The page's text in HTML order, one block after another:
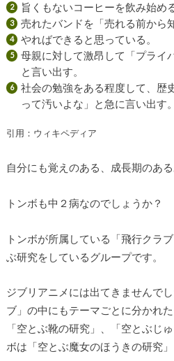
旨くもないコーヒーを飲み始め
売れたバンドを「売れる前から
やればできると思っている。
母親に対して激昂して「プライ
と言い出す。
社会の勉強をある程度して、歴
って汚いよな」と急に言い出す。
引用：ウィキペディア
自分にも覚えのある、成長期のある
トンボも中２病なのでしょうか？
トンボが所属している「飛行クラ
ぶ研究をしているグループです。
ジブリアニメには出てきませんで
ブ」の中にもテーマごとに分かれ
「空とぶ靴の研究」、「空とぶじ
ボは「空とぶ魔女のほうきの研究